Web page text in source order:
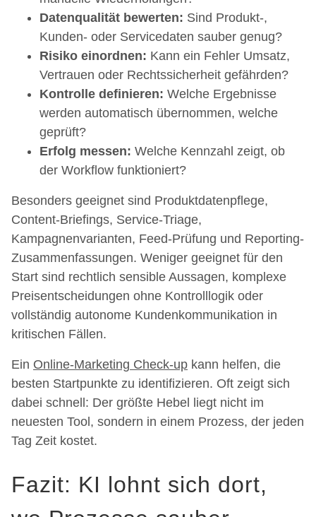
Datenqualität bewerten: Sind Produkt-,
Kunden- oder Servicedaten sauber genug?
Risiko einordnen: Kann ein Fehler Umsatz,
Vertrauen oder Rechtssicherheit gefährden?
Kontrolle definieren: Welche Ergebnisse
werden automatisch übernommen, welche
geprüft?
Erfolg messen: Welche Kennzahl zeigt, ob
der Workflow funktioniert?
Besonders geeignet sind Produktdatenpflege,
Content-Briefings, Service-Triage,
Kampagnenvarianten, Feed-Prüfung und Reporting-
Zusammenfassungen. Weniger geeignet für den
Start sind rechtlich sensible Aussagen, komplexe
Preisentscheidungen ohne Kontrolllogik oder
vollständig autonome Kundenkommunikation in
kritischen Fällen.
Ein Online-Marketing Check-up kann helfen, die
besten Startpunkte zu identifizieren. Oft zeigt sich
dabei schnell: Der größte Hebel liegt nicht im
neuesten Tool, sondern in einem Prozess, der jeden
Tag Zeit kostet.
Fazit: KI lohnt sich dort,